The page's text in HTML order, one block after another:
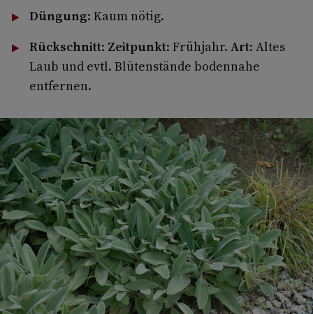
Düngung: Kaum nötig.
Rückschnitt: Zeitpunkt: Frühjahr. Art: Altes
Laub und evtl. Blütenstände bodennahe
entfernen.